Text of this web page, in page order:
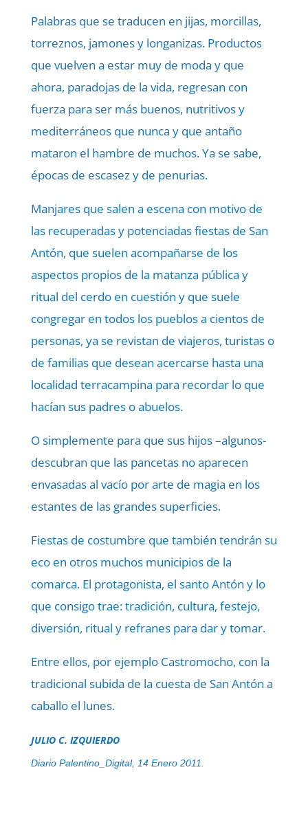
Palabras que se traducen en jijas, morcillas,
torreznos, jamones y longanizas. Productos
que vuelven a estar muy de moda y que
ahora, paradojas de la vida, regresan con
fuerza para ser más buenos, nutritivos y
mediterráneos que nunca y que antaño
mataron el hambre de muchos. Ya se sabe,
épocas de escasez y de penurias.
Manjares que salen a escena con motivo de
las recuperadas y potenciadas fiestas de San
Antón, que suelen acompañarse de los
aspectos propios de la matanza pública y
ritual del cerdo en cuestión y que suele
congregar en todos los pueblos a cientos de
personas, ya se revistan de viajeros, turistas o
de familias que desean acercarse hasta una
localidad terracampina para recordar lo que
hacían sus padres o abuelos.
O simplemente para que sus hijos –algunos-
descubran que las pancetas no aparecen
envasadas al vacío por arte de magia en los
estantes de las grandes superficies.
Fiestas de costumbre que también tendrán su
eco en otros muchos municipios de la
comarca. El protagonista, el santo Antón y lo
que consigo trae: tradición, cultura, festejo,
diversión, ritual y refranes para dar y tomar.
Entre ellos, por ejemplo Castromocho, con la
tradicional subida de la cuesta de San Antón a
caballo el lunes.
JULIO C. IZQUIERDO
Diario Palentino_Digital, 14 Enero 2011.